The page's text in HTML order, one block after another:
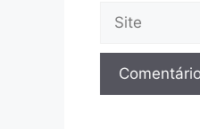
Site